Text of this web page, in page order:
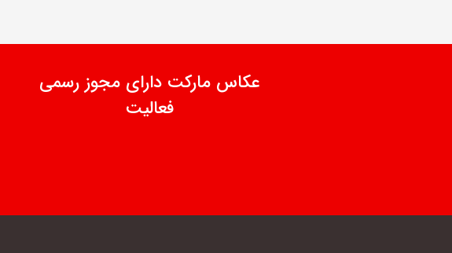
عکاس مارکت دارای مجوز رسمی
فعالیت